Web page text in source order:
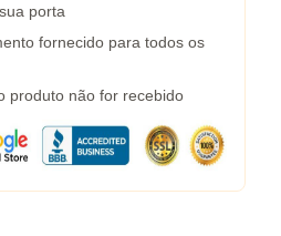
porta
fornecido para todos os
produto não for recebido